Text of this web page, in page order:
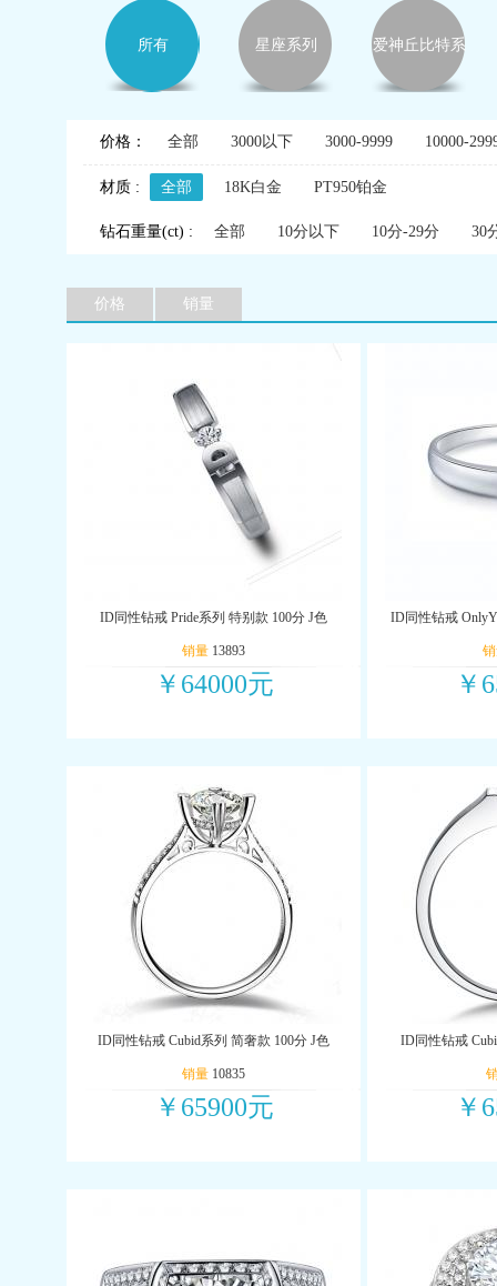
所有 星座系列 爱神丘比特系
列
价格： 全部 3000以下 3000-9999 10000-
材质 : 全部 18K白金 PT950铂金
钻石重量(ct) : 全部 10分以下 10分-29分 30
价格 销量
ID同性钻戒 Pride系列 特别款 100分 J色
销量 13893
￥64000元
ID同性钻戒
￥
ID同性钻戒 Cubid系列 简奢款 100分 J色
销量 10835
￥65900元
ID同性钻戒
￥